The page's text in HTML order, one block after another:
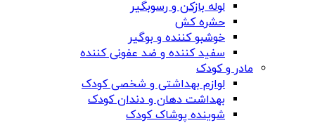
لوله بازکن و رسوبگیر
حشره کش
خوشبو کننده و بوگیر
سفید کننده و ضد عفونی کننده
مادر و کودک
لوازم بهداشتی و شخصی کودک
بهداشت دهان و دندان کودک
شوینده پوشاک کودک